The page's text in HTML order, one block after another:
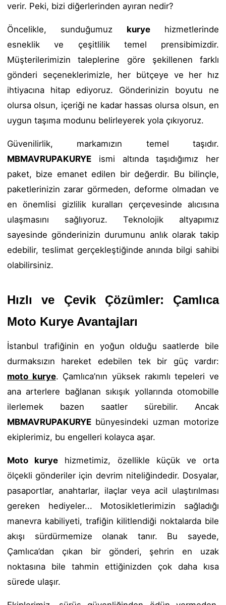
verir. Peki, bizi diğerlerinden ayıran nedir?
Öncelikle, sunduğumuz kurye hizmetlerinde
esneklik ve çeşitlilik temel prensibimizdir.
Müşterilerimizin taleplerine göre şekillenen farklı
gönderi seçeneklerimizle, her bütçeye ve her hız
ihtiyacına hitap ediyoruz. Gönderinizin boyutu ne
olursa olsun, içeriği ne kadar hassas olursa olsun, en
uygun taşıma modunu belirleyerek yola çıkıyoruz.
Güvenilirlik, markamızın temel taşıdır.
MBMAVRUPAKURYE ismi altında taşıdığımız her
paket, bize emanet edilen bir değerdir. Bu bilinçle,
paketlerinizin zarar görmeden, deforme olmadan ve
en önemlisi gizlilik kuralları çerçevesinde alıcısına
ulaşmasını sağlıyoruz. Teknolojik altyapımız
sayesinde gönderinizin durumunu anlık olarak takip
edebilir, teslimat gerçekleştiğinde anında bilgi sahibi
olabilirsiniz.
Hızlı ve Çevik Çözümler: Çamlıca
Moto Kurye Avantajları
İstanbul trafiğinin en yoğun olduğu saatlerde bile
durmaksızın hareket edebilen tek bir güç vardır:
moto kurye. Çamlıca’nın yüksek rakımlı tepeleri ve
ana arterlere bağlanan sıkışık yollarında otomobille
ilerlemek bazen saatler sürebilir. Ancak
MBMAVRUPAKURYE bünyesindeki uzman motorize
ekiplerimiz, bu engelleri kolayca aşar.
Moto kurye hizmetimiz, özellikle küçük ve orta
ölçekli gönderiler için devrim niteliğindedir. Dosyalar,
pasaportlar, anahtarlar, ilaçlar veya acil ulaştırılması
gereken hediyeler... Motosikletlerimizin sağladığı
manevra kabiliyeti, trafiğin kilitlendiği noktalarda bile
akışı sürdürmemize olanak tanır. Bu sayede,
Çamlıca’dan çıkan bir gönderi, şehrin en uzak
noktasına bile tahmin ettiğinizden çok daha kısa
sürede ulaşır.